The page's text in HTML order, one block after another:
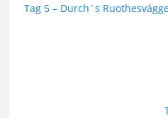
Tag 5 – Durch´s